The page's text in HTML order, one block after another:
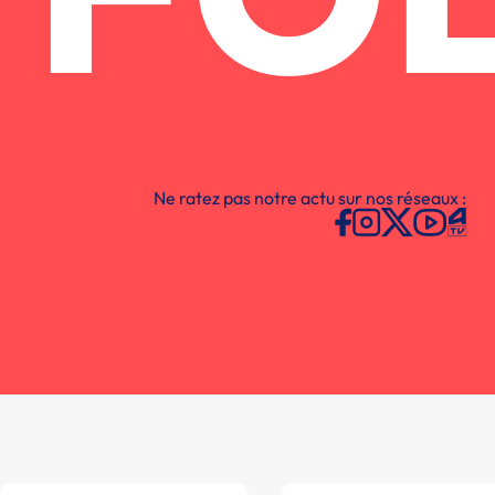
Ne ratez pas notre actu sur nos réseaux :